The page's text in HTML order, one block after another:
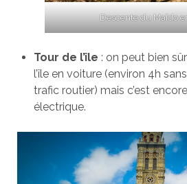
Descente du Maïdo
Tour de l’île : on peut bien
l’île en voiture (environ 4h
trafic routier) mais c’est
électrique.